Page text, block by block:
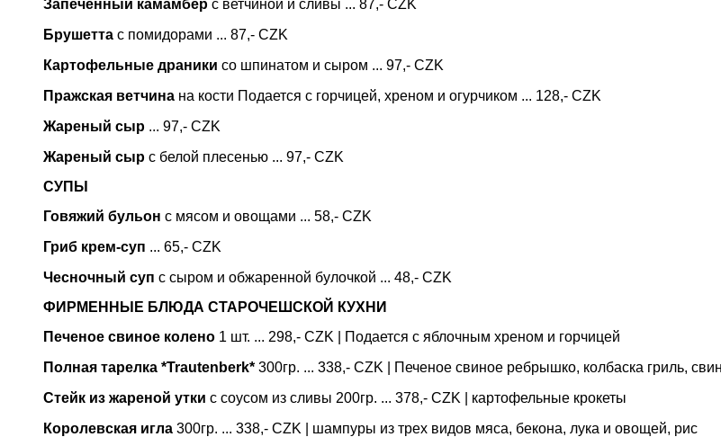
Запеченный камамбер с ветчиной и сливы ... 87,- CZK
Брушетта с помидорами ... 87,- CZK
Картофельные драники со шпинатом и сыром ... 97,- CZK
Пражская ветчина на кости Подается с горчицей, хреном и огурчиком ... 128,- CZK
Жареный сыр ... 97,- CZK
Жареный сыр с белой плесенью ... 97,- CZK
СУПЫ
Говяжий бульон с мясом и овощами ... 58,- CZK
Гриб крем-суп ... 65,- CZK
Чесночный суп с сыром и обжаренной булочкой ... 48,- CZK
ФИРМЕННЫЕ БЛЮДА СТАРОЧЕШСКОЙ КУХНИ
Печеное свиное колено 1 шт. ... 298,- CZK | Подается с яблочным хреном и горчицей
Полная тарелка *Trautenberk* 300гр. ... 338,- CZK | Печеное свиное ребрышко, колбаска гриль,
Стейк из жареной утки с соусом из сливы 200гр. ... 378,- CZK | картофельные крокеты
Королевская игла 300гр. ... 338,- CZK | шампуры из трех видов мяса, бекона, лука и овощей, рис